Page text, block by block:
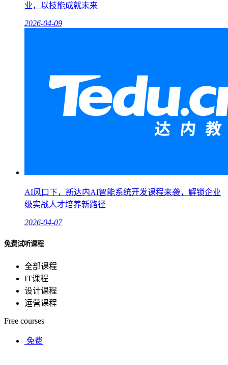
业，以技能成就未来
2026-04-09
AI风口下，新达内AI智能系统开发课程来袭，解锁企业
级实战人才培养新路径
2026-04-07
免费试听课程
全部课程
IT课程
设计课程
运营课程
Free courses
免费